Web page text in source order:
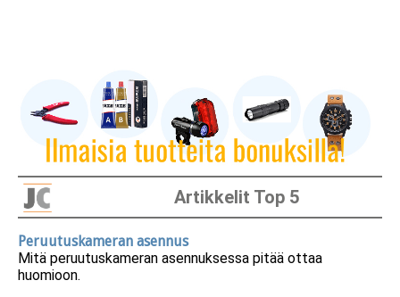
Artikkelit Top 5
Peruutuskameran asennus
Mitä peruutuskameran asennuksessa pitää ottaa
huomioon.